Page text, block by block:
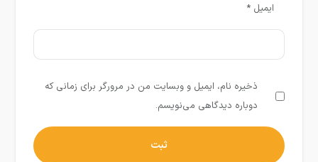
ایمیل*
ذخیره نام، ایمیل و وبسایت من در مرورگر برای زمانی که
دوباره دیدگاهی می‌نویسم.